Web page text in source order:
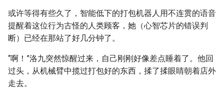
或许等得有些久了，智能低下的打包机器人用不连贯的语音
提醒着这位行为古怪的人类顾客，她（心智芯片的错误判
断）已经在那站了好几分钟了。
“啊！”洛九突然惊醒过来，自己刚刚好像差点睡着了。他回
过头，从机械臂中揽过打包好的东西，揉了揉眼睛朝着店外
走去。